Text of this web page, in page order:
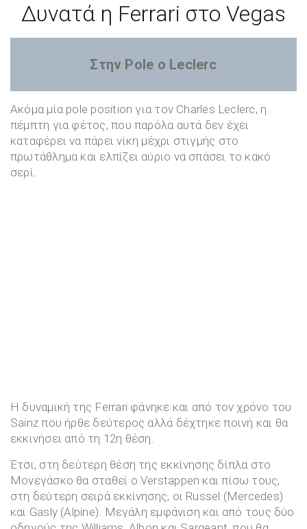
Δυνατά η Ferrari στο Vegas
Στην Pole ο Leclerc
Ακόμα μία pole position για τον Charles Leclerc, η
πέμπτη για φέτος, που παρόλα αυτά δεν έχει
καταφέρει να πάρει νίκη μέχρι στιγμής στο
πρωτάθλημα και ελπίζει αύριο να σπάσει το κακό
σερί.
Η δυναμική της Ferrari φάνηκε και από τον χρόνο του
Sainz που ήρθε δεύτερος αλλά δέχτηκε ποινή και θα
εκκινήσει από τη 12η θέση.
Έτσι, στη δεύτερη θέση της εκκίνησης δίπλα στο
Μονεγάσκο θα σταθεί ο Verstappen και πίσω τους,
στη δεύτερη σειρά εκκίνησης, οι Russel (Mercedes)
και Gasly (Alpine). Μεγάλη εμφάνιση και από τους δύο